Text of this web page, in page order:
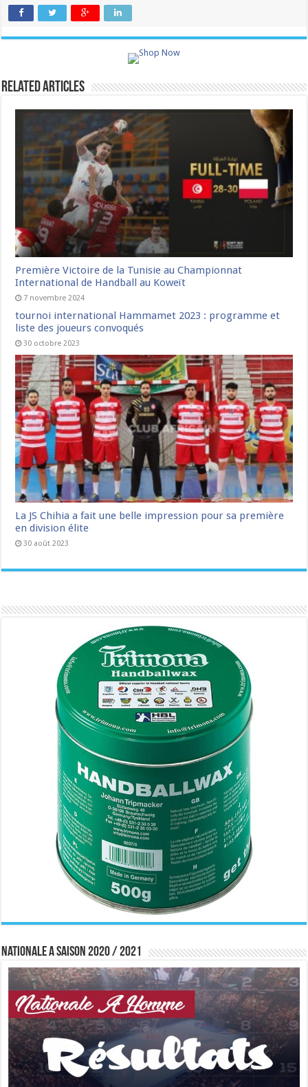
Related Articles
Première Victoire de la Tunisie au Championnat
International de Handball au Koweït
7 novembre 2024
tournoi international Hammamet 2023 : programme et
liste des joueurs convoqués
30 octobre 2023
La JS Chihia a fait une belle impression pour sa première
en division élite
30 août 2023
Nationale A saison 2020 / 2021